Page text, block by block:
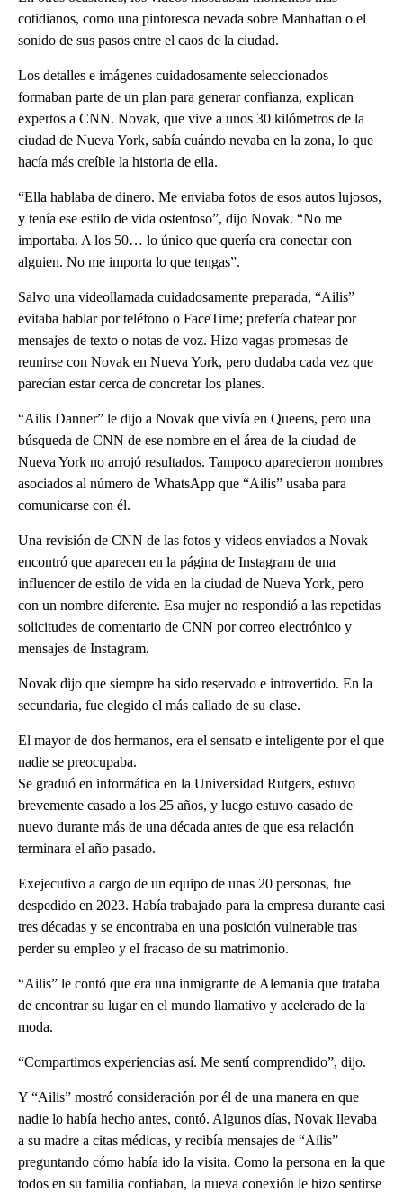
cotidianos, como una pintoresca nevada sobre Manhattan o el
sonido de sus pasos entre el caos de la ciudad.
Los detalles e imágenes cuidadosamente seleccionados
formaban parte de un plan para generar confianza, explican
expertos a CNN. Novak, que vive a unos 30 kilómetros de la
ciudad de Nueva York, sabía cuándo nevaba en la zona, lo que
hacía más creíble la historia de ella.
“Ella hablaba de dinero. Me enviaba fotos de esos autos lujosos,
y tenía ese estilo de vida ostentoso”, dijo Novak. “No me
importaba. A los 50… lo único que quería era conectar con
alguien. No me importa lo que tengas”.
Salvo una videollamada cuidadosamente preparada, “Ailis”
evitaba hablar por teléfono o FaceTime; prefería chatear por
mensajes de texto o notas de voz. Hizo vagas promesas de
reunirse con Novak en Nueva York, pero dudaba cada vez que
parecían estar cerca de concretar los planes.
“Ailis Danner” le dijo a Novak que vivía en Queens, pero una
búsqueda de CNN de ese nombre en el área de la ciudad de
Nueva York no arrojó resultados. Tampoco aparecieron nombres
asociados al número de WhatsApp que “Ailis” usaba para
comunicarse con él.
Una revisión de CNN de las fotos y videos enviados a Novak
encontró que aparecen en la página de Instagram de una
influencer de estilo de vida en la ciudad de Nueva York, pero
con un nombre diferente. Esa mujer no respondió a las repetidas
solicitudes de comentario de CNN por correo electrónico y
mensajes de Instagram.
Novak dijo que siempre ha sido reservado e introvertido. En la
secundaria, fue elegido el más callado de su clase.
El mayor de dos hermanos, era el sensato e inteligente por el que
nadie se preocupaba.
Se graduó en informática en la Universidad Rutgers, estuvo
brevemente casado a los 25 años, y luego estuvo casado de
nuevo durante más de una década antes de que esa relación
terminara el año pasado.
Exejecutivo a cargo de un equipo de unas 20 personas, fue
despedido en 2023. Había trabajado para la empresa durante casi
tres décadas y se encontraba en una posición vulnerable tras
perder su empleo y el fracaso de su matrimonio.
“Ailis” le contó que era una inmigrante de Alemania que trataba
de encontrar su lugar en el mundo llamativo y acelerado de la
moda.
“Compartimos experiencias así. Me sentí comprendido”, dijo.
Y “Ailis” mostró consideración por él de una manera en que
nadie lo había hecho antes, contó. Algunos días, Novak llevaba
a su madre a citas médicas, y recibía mensajes de “Ailis”
preguntando cómo había ido la visita. Como la persona en la que
todos en su familia confiaban, la nueva conexión le hizo sentirse